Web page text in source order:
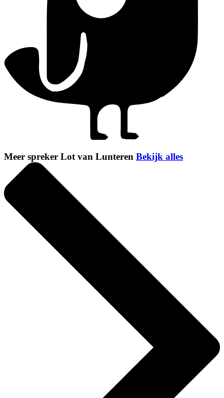
Meer spreker Lot van Lunteren Bekijk alles